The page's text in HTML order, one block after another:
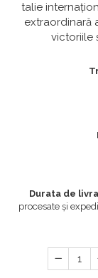
talie
extraordinară
victoriile
Durata de
procesate și